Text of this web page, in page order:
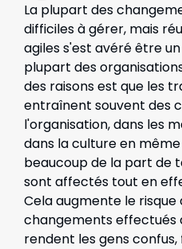
La plupart des
difficiles à gérer, mais
agiles s'est avéré être
plupart des
des raisons est que les
entraînent souvent des
l'organisation, dans les
dans la culture en
beaucoup de la part de
sont affectés tout en
Cela augmente le risque
changements effectués
rendent les gens